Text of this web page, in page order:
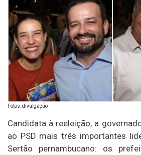
Fotos: divulgação
Candidata à reeleição, a
ao PSD mais três importantes
Sertão pernambucano: os